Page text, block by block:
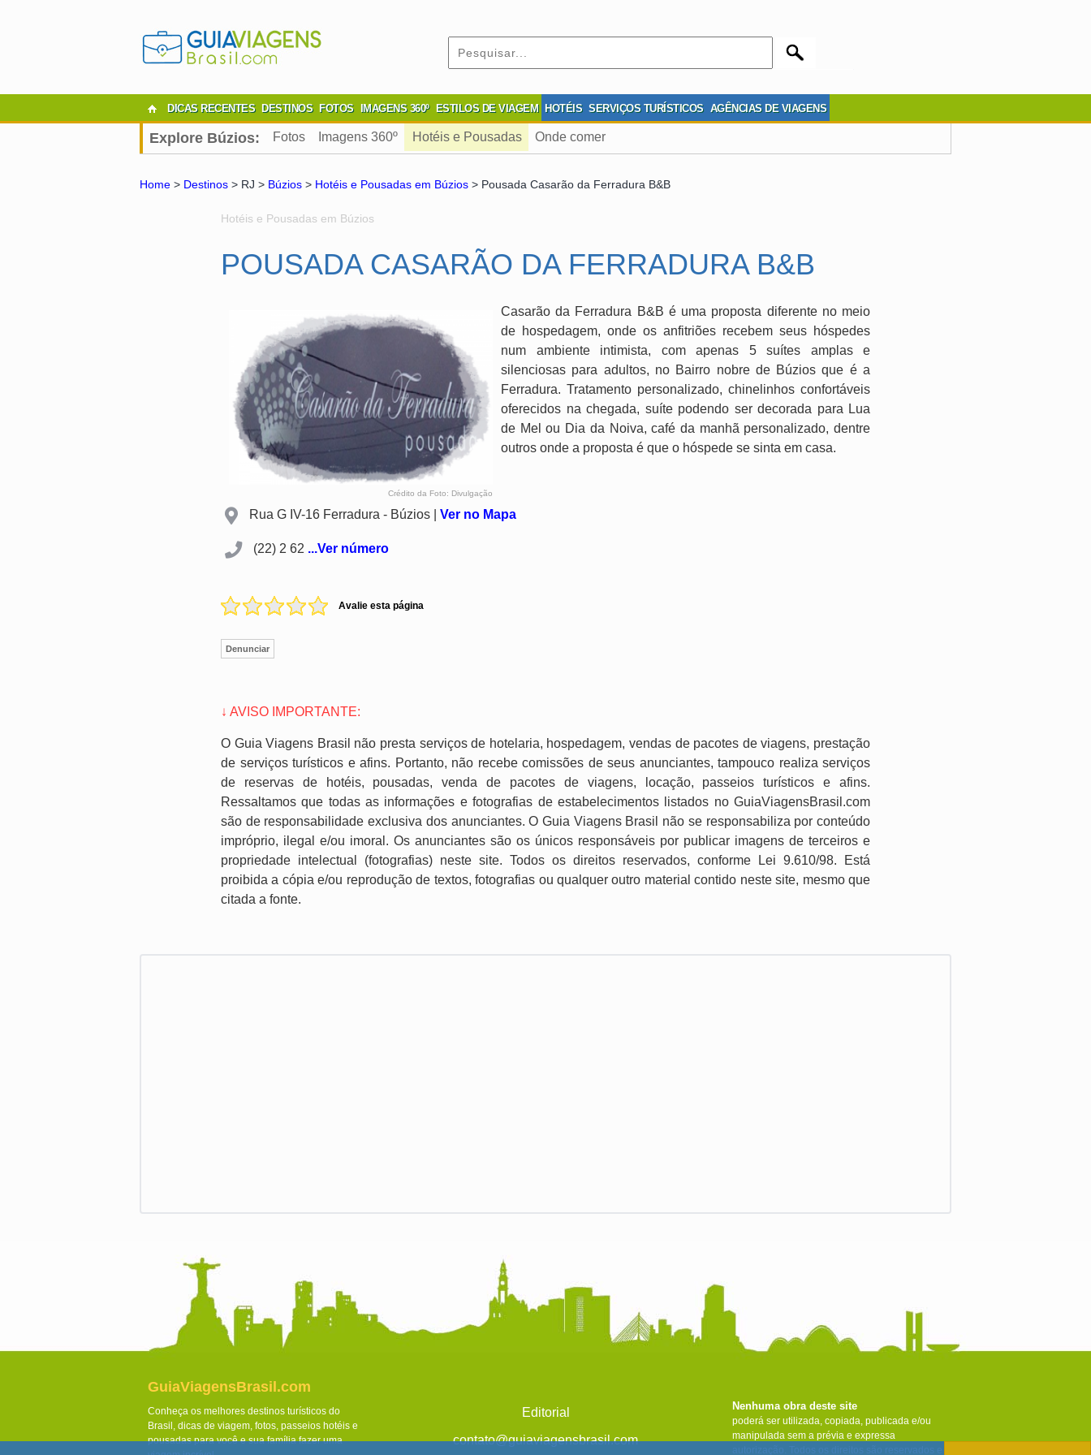
DICAS RECENTES DESTINOS FOTOS IMAGENS 360º ESTILOS DE VIAGEM HOTÉIS SERVIÇOS TURÍSTICOS AGÊNCIAS DE VIAGENS
Explore Búzios: Fotos Imagens 360º Hotéis e Pousadas Onde comer
Home > Destinos > RJ > Búzios > Hotéis e Pousadas em Búzios > Pousada Casarão da Ferradura B&B
Hotéis e Pousadas em Búzios
POUSADA CASARÃO DA FERRADURA B&B
Crédito da Foto: Divulgação
Casarão da Ferradura B&B é uma proposta diferente no meio
de hospedagem, onde os anfitriões recebem seus hóspedes
num ambiente intimista, com apenas 5 suítes amplas e
silenciosas para adultos, no Bairro nobre de Búzios que é a
Ferradura. Tratamento personalizado, chinelinhos confortáveis
oferecidos na chegada, suíte podendo ser decorada para Lua
de Mel ou Dia da Noiva, café da manhã personalizado, dentre
outros onde a proposta é que o hóspede se sinta em casa.
Rua G IV-16 Ferradura - Búzios | Ver no Mapa
(22) 2 62 ...Ver número
Avalie esta página
Denunciar
↓ AVISO IMPORTANTE:
O Guia Viagens Brasil não presta serviços de hotelaria, hospedagem, vendas de pacotes de viagens, prestação
de serviços turísticos e afins. Portanto, não recebe comissões de seus anunciantes, tampouco realiza serviços
de reservas de hotéis, pousadas, venda de pacotes de viagens, locação, passeios turísticos e afins.
Ressaltamos que todas as informações e fotografias de estabelecimentos listados no GuiaViagensBrasil.com
são de responsabilidade exclusiva dos anunciantes. O Guia Viagens Brasil não se responsabiliza por conteúdo
impróprio, ilegal e/ou imoral. Os anunciantes são os únicos responsáveis por publicar imagens de terceiros e
propriedade intelectual (fotografias) neste site. Todos os direitos reservados, conforme Lei 9.610/98. Está
proibida a cópia e/ou reprodução de textos, fotografias ou qualquer outro material contido neste site, mesmo que
citada a fonte.
GuiaViagensBrasil.com
Conheça os melhores destinos turísticos do
Brasil, dicas de viagem, fotos, passeios hotéis e
pousadas para você e sua família fazer uma
Editorial
contato@guiaviagensbrasil.com
Nenhuma obra deste site
poderá ser utilizada, copiada, publicada e/ou
manipulada sem a prévia e expressa
autorização. Todos os direitos são reservados e